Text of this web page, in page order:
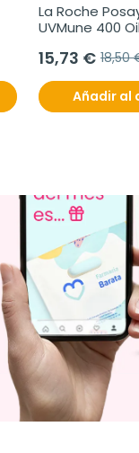
La Roche
UVMune 400
ml
15,73 € 18,50
Añadir al